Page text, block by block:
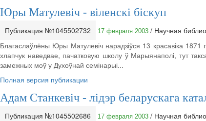
Юры Матулевіч - віленскі біскуп
Публикация №1045502732 17 февраля 2003 / Научная
Благаслаўлёны Юры Матулевіч нарадзіўся 13 красавіка
хлапчук наведвае, пачатковую школу ў Марыянаполі, тут
замежных моў у Духоўнай семінарыі...
Полная версия публикации
Адам Станкевіч - лідэр беларускага
Публикация №1045502686 17 февраля 2003 / Научная